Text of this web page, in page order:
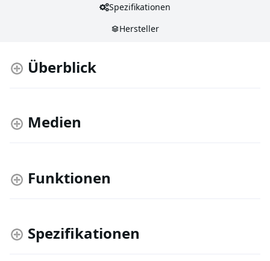
Spezifikationen
Hersteller
Überblick
Medien
Funktionen
Spezifikationen